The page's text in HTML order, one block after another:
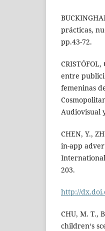
prácticas,
pp.43-72.
entre
femeninas
Audiovisual
CHEN, Y.,
in-app
International
203.
http://
CHU, M. T.,
children‘s